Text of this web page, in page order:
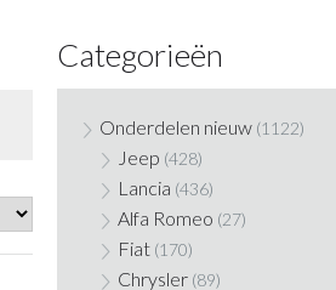
Categorieën
Onderdelen nieuw (1122)
Jeep (428)
Lancia (436)
Alfa Romeo (27)
Fiat (170)
Chrysler (89)